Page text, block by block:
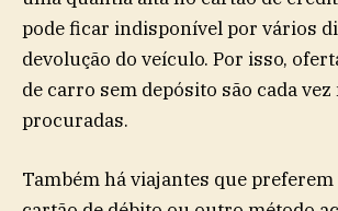
pode ficar indisponível por vários
devolução do veículo. Por isso,
de carro sem depósito são cada vez
procuradas.
Também há viajantes que